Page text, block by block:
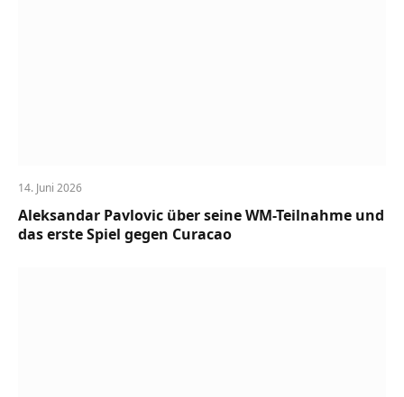
14. Juni 2026
Aleksandar Pavlovic über seine WM-Teilnahme und
das erste Spiel gegen Curacao